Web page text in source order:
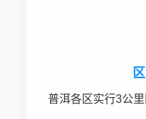
普洱各区实行3公